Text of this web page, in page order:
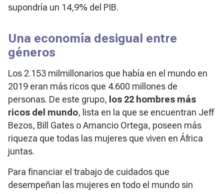
supondría un 14,9% del PIB.
Una economía desigual entre
géneros
Los 2.153 milmillonarios que había en el mundo en
2019 eran más ricos que 4.600 millones de
personas. De este grupo, los 22 hombres más
ricos del mundo, lista en la que se encuentran Jeff
Bezos, Bill Gates o Amancio Ortega, poseen más
riqueza que todas las mujeres que viven en África
juntas.
Para financiar el trabajo de cuidados que
desempeñan las mujeres en todo el mundo sin